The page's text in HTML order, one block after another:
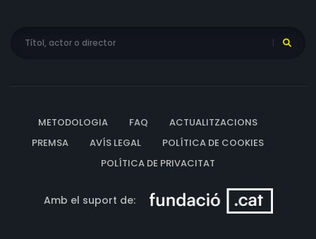
METODOLOGIA FAQ
ACTUALITZACIONS
PREMSA
AVÍS LEGAL
POLÍTICA DE COOKIES
POLÍTICA DE PRIVACITAT
Amb el suport de: